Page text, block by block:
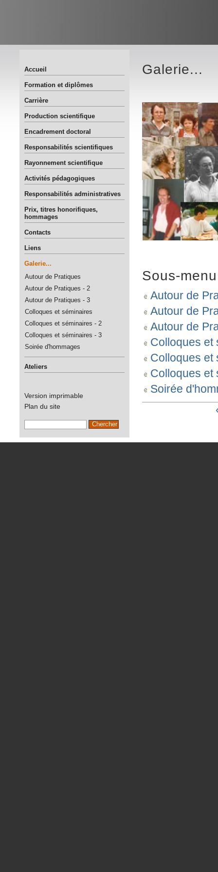
Accueil
Formation et diplômes
Carrière
Production scientifique
Encadrement doctoral
Responsabilités scientifiques
Rayonnement scientifique
Activités pédagogiques
Responsabilités administratives
Prix, titres honorifiques,
hommages
Contacts
Liens
Galerie...
Autour de Pratiques
Autour de Pratiques - 2
Autour de Pratiques - 3
Colloques et séminaires
Colloques et séminaires - 2
Colloques et séminaires - 3
Soirée d'hommages
Ateliers
Version imprimable
Plan du site
Galerie...
Sous-menu
Autour de
Autour de
Autour de
Colloques et
Colloques et
Colloques et
Soirée